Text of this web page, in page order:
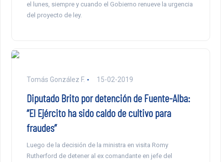
el lunes, siempre y cuando el Gobierno renueve la urgencia
del proyecto de ley.
Tomás González F. 15-02-2019
Diputado Brito por detención de Fuente-Alba:
“El Ejército ha sido caldo de cultivo para
fraudes”
Luego de la decisión de la ministra en visita Romy
Rutherford de detener al ex comandante en jefe del